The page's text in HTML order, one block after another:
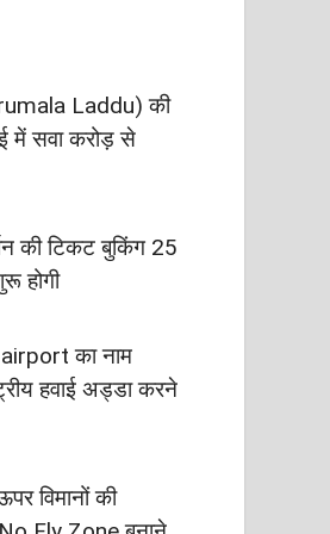
Laddu) की
में सवा करोड़ से
की टिकट बुकिंग 25
होगी
का नाम
हवाई अड्डा करने
विमानों की